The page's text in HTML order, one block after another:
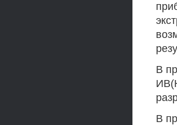
В
В